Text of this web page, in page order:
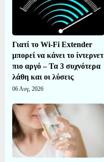
Γιατί το Wi-Fi Extender
μπορεί να κάνει το ίντερνετ
πιο αργό – Τα 3 συχνότερα
λάθη και οι λύσεις
06 Αυγ, 2026